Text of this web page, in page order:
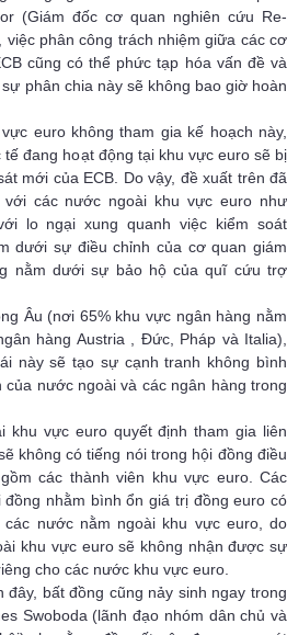
(Giám đốc cơ quan nghiên cứu Re-
việc phân công trách nhiệm giữa các cơ
cũng có thể phức tạp hóa vấn đề và
phân chia này sẽ không bao giờ hoàn
euro không tham gia kế hoạch này,
đang hoạt động tại khu vực euro sẽ bị
mới của ECB. Do vậy, đề xuất trên đã
các nước ngoài khu vực euro như
lo ngại xung quanh việc kiểm soát
dưới sự điều chỉnh của cơ quan giám
nằm dưới sự bảo hộ của quĩ cứu trợ
Âu (nơi 65% khu vực ngân hàng nằm
hàng Austria
, Đức, Pháp và Italia),
này sẽ tạo sự cạnh tranh không bình
nước ngoài và các ngân hàng trong
khu vực euro quyết định tham gia liên
không có tiếng nói trong hội đồng điều
các thành viên khu vực euro. Các
nhằm bình ổn giá trị đồng euro có
nước nằm ngoài khu vực euro, do
khu vực euro sẽ không nhận được sự
cho các nước khu vực euro.
bất đồng cũng nảy sinh ngay trong
Swoboda (lãnh đạo nhóm dân chủ và